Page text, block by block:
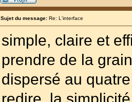
Sujet du message: Re: L'interface
simple, claire et
prendre de la
dispersé au